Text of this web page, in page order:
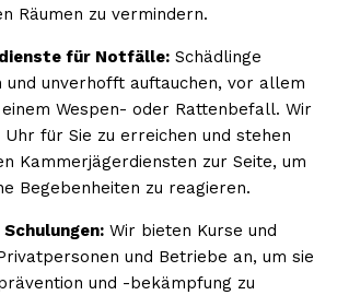
Räumen zu vermindern.
für Notfälle: Schädlinge
und unverhofft auftauchen, vor allem
Wespen- oder Rattenbefall. Wir
Uhr für Sie zu erreichen und stehen
Kammerjägerdiensten zur Seite, um
Begebenheiten zu reagieren.
Wir bieten Kurse und
und Betriebe an, um sie
und -bekämpfung zu